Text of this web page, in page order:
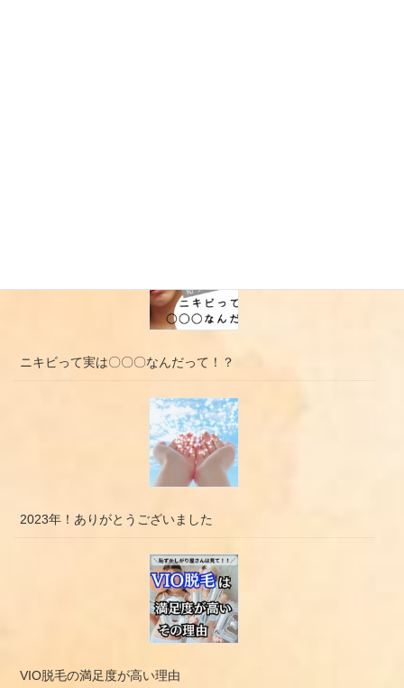
ニキビって実は〇〇〇なんだって！？
2023年！ありがとうございました
VIO脱毛の満足度が高い理由